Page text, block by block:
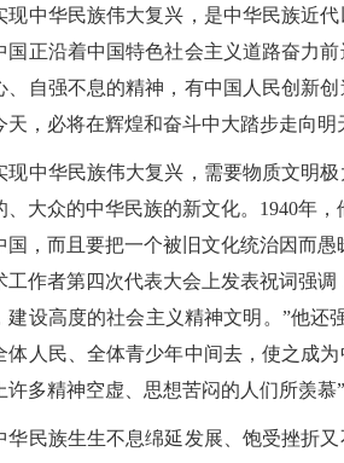
华民族伟大复兴，是中华民族近代
国正沿着中国特色社会主义道路奋力
、自强不息的精神，有中国人民创新
天，必将在辉煌和奋斗中大踏步走向
华民族伟大复兴，需要物质文明极
、大众的中华民族的新文化。1940年
国，而且要把一个被旧文化统治因而
工作者第四次代表大会上发表祝词强
建设高度的社会主义精神文明。”他还
体人民、全体青少年中间去，使之成
许多精神空虚、思想苦闷的人们所羡慕”
族生生不息绵延发展、饱受挫折又